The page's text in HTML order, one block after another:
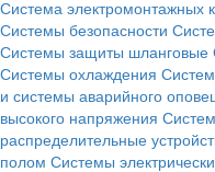
Система электромонтажных
Системы безопасности
Системы защиты шланговые
Системы охлаждения
и системы аварийного
высокого напряжения
распределительные
полом Системы